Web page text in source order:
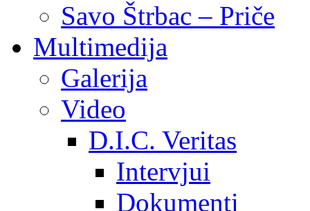
Savo Štrbac – Priče
Multimedija
Galerija
Video
D.I.C. Veritas
Intervjui
Dokumenti